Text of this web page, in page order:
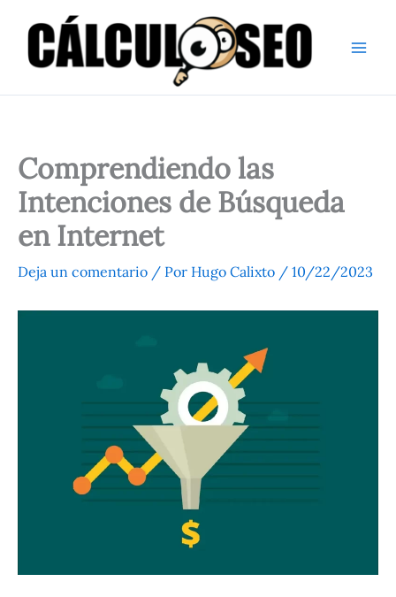
contenido
Comprendiendo las
Intenciones de Búsqueda
en Internet
Deja un comentario / Por Hugo Calixto / 10/22/2023